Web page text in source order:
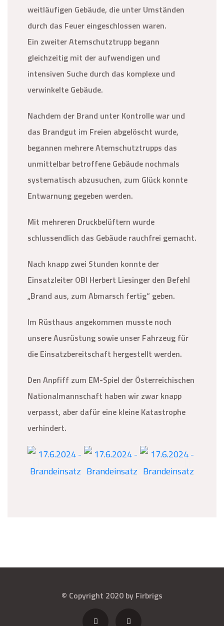
weitläufigen Gebäude, die unter Umständen
durch das Feuer eingeschlossen waren.
Ein zweiter Atemschutztrupp begann
gleichzeitig mit der aufwendigen und
intensiven Suche durch das komplexe und
verwinkelte Gebäude.
Nachdem der Brand unter Kontrolle war und
das Brandgut im Freien abgelöscht wurde,
begannen mehrere Atemschutztrupps das
unmittelbar betroffene Gebäude nochmals
systematisch abzusuchen, zum Glück konnte
Entwarnung gegeben werden.
Mit mehreren Druckbelüftern wurde
schlussendlich das Gebäude rauchfrei gemacht.
Nach knapp zwei Stunden konnte der
Einsatzleiter OBI Herbert Liesinger den Befehl
„Brand aus, zum Abmarsch fertig“ geben.
Im Rüsthaus angekommen musste noch
unsere Ausrüstung sowie unser Fahrzeug für
die Einsatzbereitschaft hergestellt werden.
Den Anpfiff zum EM-Spiel der Österreichischen
Nationalmannschaft haben wir zwar knapp
verpasst, aber dafür eine kleine Katastrophe
verhindert.
© Copyright 2020 by Firbrigs